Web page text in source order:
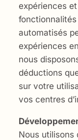
expériences
automatisés
expériences
nous
déductions
sur votre
vos centres
Nous utilisons